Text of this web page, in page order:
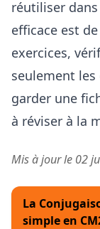
réutiliser
efficace est
exercices,
seulement les
garder une
à réviser à la
Mis à jour le 02
La
simple en